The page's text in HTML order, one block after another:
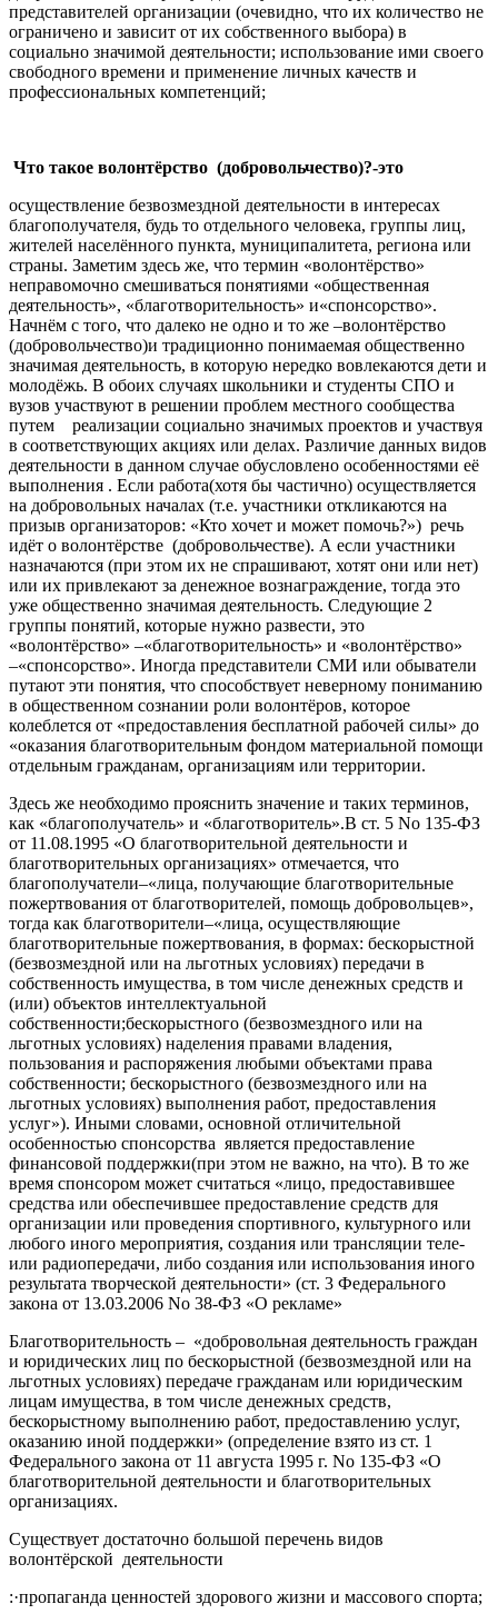
представителей организации (очевидно, что их количество не
ограничено и зависит от их собственного выбора) в
социально значимой деятельности; использование ими своего
свободного времени и применение личных качеств и
профессиональных компетенций;
Что такое волонтёрство (добровольчество)?-это
осуществление безвозмездной деятельности в интересах
благополучателя, будь то отдельного человека, группы лиц,
жителей населённого пункта, муниципалитета, региона или
страны. Заметим здесь же, что термин «волонтёрство»
неправомочно смешиваться понятиями «общественная
деятельность», «благотворительность» и«спонсорство».
Начнём с того, что далеко не одно и то же –волонтёрство
(добровольчество)и традиционно понимаемая общественно
значимая деятельность, в которую нередко вовлекаются дети и
молодёжь. В обоих случаях школьники и студенты СПО и
вузов участвуют в решении проблем местного сообщества
путем реализации социально значимых проектов и участвуя
в соответствующих акциях или делах. Различие данных видов
деятельности в данном случае обусловлено особенностями её
выполнения . Если работа(хотя бы частично) осуществляется
на добровольных началах (т.е. участники откликаются на
призыв организаторов: «Кто хочет и может помочь?») речь
идёт о волонтёрстве (добровольчестве). А если участники
назначаются (при этом их не спрашивают, хотят они или нет)
или их привлекают за денежное вознаграждение, тогда это
уже общественно значимая деятельность. Следующие 2
группы понятий, которые нужно развести, это
«волонтёрство» –«благотворительность» и «волонтёрство»
–«спонсорство». Иногда представители СМИ или обыватели
путают эти понятия, что способствует неверному пониманию
в общественном сознании роли волонтёров, которое
колеблется от «предоставления бесплатной рабочей силы» до
«оказания благотворительным фондом материальной помощи
отдельным гражданам, организациям или территории.
Здесь же необходимо прояснить значение и таких терминов,
как «благополучатель» и «благотворитель».В ст. 5 No 135-ФЗ
от 11.08.1995 «О благотворительной деятельности и
благотворительных организациях» отмечается, что
благополучатели–«лица, получающие благотворительные
пожертвования от благотворителей, помощь добровольцев»,
тогда как благотворители–«лица, осуществляющие
благотворительные пожертвования, в формах: бескорыстной
(безвозмездной или на льготных условиях) передачи в
собственность имущества, в том числе денежных средств и
(или) объектов интеллектуальной
собственности;бескорыстного (безвозмездного или на
льготных условиях) наделения правами владения,
пользования и распоряжения любыми объектами права
собственности; бескорыстного (безвозмездного или на
льготных условиях) выполнения работ, предоставления
услуг»). Иными словами, основной отличительной
особенностью спонсорства является предоставление
финансовой поддержки(при этом не важно, на что). В то же
время спонсором может считаться «лицо, предоставившее
средства или обеспечившее предоставление средств для
организации или проведения спортивного, культурного или
любого иного мероприятия, создания или трансляции теле-
или радио­передачи, либо создания или использования иного
результата творческой деятельности» (ст. 3 Федерального
закона от 13.03.2006 No 38-ФЗ «О рекламе»
Благотворительность – «добровольная деятельность граждан
и юридических лиц по бескорыстной (безвозмездной или на
льготных условиях) передаче гражданам или юридическим
лицам имущества, в том числе денежных средств,
бескорыстному выполнению работ, предоставлению услуг,
оказанию иной поддержки» (определение взято из ст. 1
Федерального закона от 11 августа 1995 г. No 135-ФЗ «О
благотворительной деятельности и благотворительных
организациях.
Существует достаточно большой перечень видов
волонтёрской деятельности
:·пропаганда ценностей здорового жизни и массового спорта;